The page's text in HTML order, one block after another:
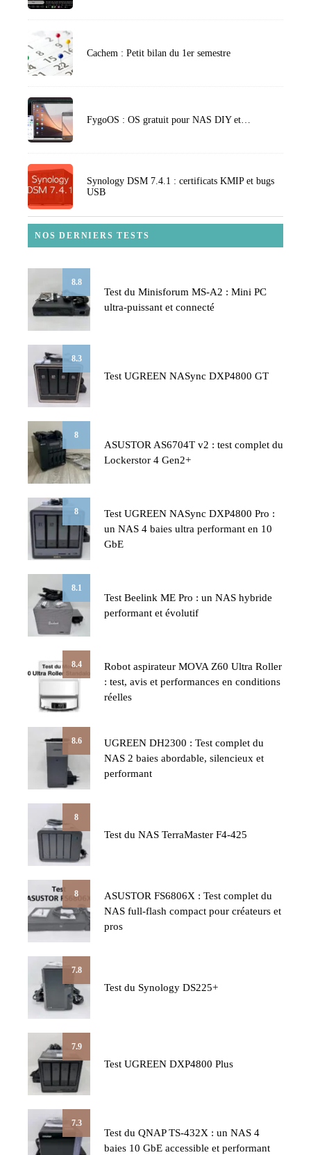
Cachem : Petit bilan du 1er semestre
FygoOS : OS gratuit pour NAS DIY et…
Synology DSM 7.4.1 : certificats KMIP et bugs
USB
NOS DERNIERS TESTS
8.8
Test du Minisforum MS-A2 : Mini PC
ultra-puissant et connecté
8.3
Test UGREEN NASync DXP4800 GT
8
ASUSTOR AS6704T v2 : test complet du
Lockerstor 4 Gen2+
8
Test UGREEN NASync DXP4800 Pro :
un NAS 4 baies ultra performant en 10
GbE
8.1
Test Beelink ME Pro : un NAS hybride
performant et évolutif
8.4
Robot aspirateur MOVA Z60 Ultra Roller
: test, avis et performances en conditions
réelles
8.6
UGREEN DH2300 : Test complet du
NAS 2 baies abordable, silencieux et
performant
8
Test du NAS TerraMaster F4-425
8
ASUSTOR FS6806X : Test complet du
NAS full-flash compact pour créateurs et
pros
7.8
Test du Synology DS225+
7.9
Test UGREEN DXP4800 Plus
7.3
Test du QNAP TS-432X : un NAS 4
baies 10 GbE accessible et performant